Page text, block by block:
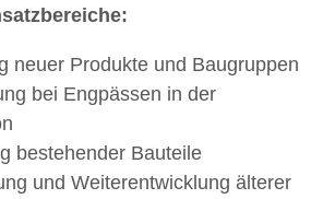
neuer Produkte und Baugruppen
bei Engpässen in der
bestehender Bauteile
und Weiterentwicklung älterer